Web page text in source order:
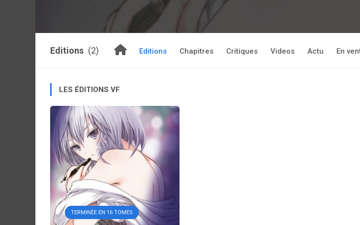
Editions (2) Editions Chapitres Critiques Videos Actu En
LES ÉDITIONS VF
TERMINÉE EN 16 TOMES